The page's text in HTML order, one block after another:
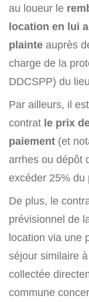
au loueur le
location en lui
plainte auprès
charge de la
DDCSPP) du
Par ailleurs, il
contrat le prix
paiement (et
arrhes ou dépôt
excéder 25% du
De plus, le
prévisionnel de
location via une
séjour similaire
collectée
commune